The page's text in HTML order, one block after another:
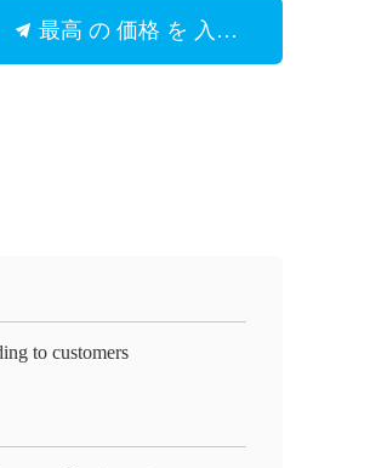
最高 の 価格 を 入手 する
to customers